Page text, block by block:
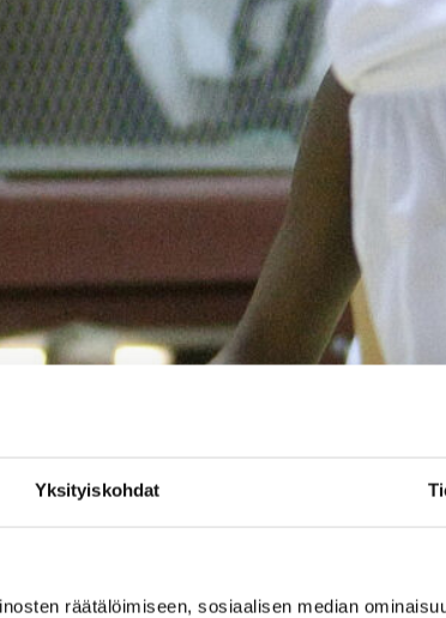
Yksityiskohdat
räätälöimiseen, sosiaalisen median